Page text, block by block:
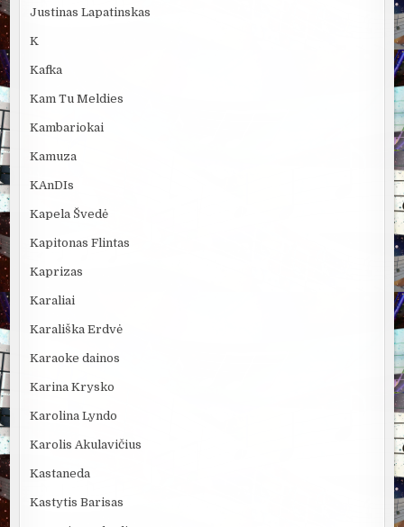
Justinas Lapatinskas
K
Kafka
Kam Tu Meldies
Kambariokai
Kamuza
KAnDIs
Kapela Švedė
Kapitonas Flintas
Kaprizas
Karaliai
Karališka Erdvė
Karaoke dainos
Karina Krysko
Karolina Lyndo
Karolis Akulavičius
Kastaneda
Kastytis Barisas